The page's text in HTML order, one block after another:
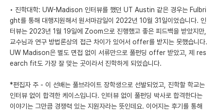
• 진학대학: UW-Madison 인터뷰를 했던 UT Austin 같은 경우는 Fulbri
ght를 통해 대행지원해서 원서마감일이 2022년 10월 31일이었습니다. 인
터뷰는 2023년 1월 19일에 Zoom으로 진행했고 좋은 피드백을 받았지만,
교수님과 연구 방법론상의 접근 차이가 있어서 offer를 받지는 못했습니다.
UW Madison은 별도 면접 없이 서류만으로 풀펀딩 offer 받았고, 제 res
earch fit도 가장 잘 맞는 곳이라서 진학하게 되었습니다.
*편집자 주 - 이 선배는 풀브라이트 장학생으로 선발되었고, 진학할 학교는
인터뷰 없이 합격한 케이스입니다. 인터뷰 없이 풀펀딩 박사로 합격한다는
이야기는 그만큼 경쟁력 있는 지원자라는 뜻인데요. 이어지는 후기를 통해